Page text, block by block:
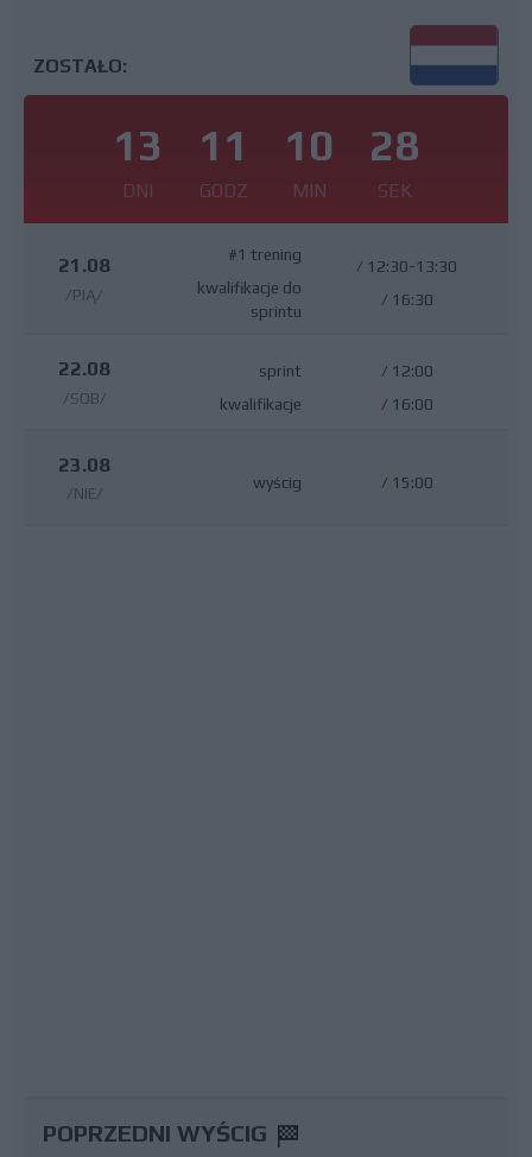
ZOSTAŁO:
13
DNI
11
GODZ
10
MIN
27
SEK
21.08
/PIĄ/
#1 trening
kwalifikacje do
sprintu
/ 12:30-13:30
/ 16:30
22.08
/SOB/
sprint
kwalifikacje
/ 12:00
/ 16:00
23.08
/NIE/
wyścig / 15:00
POPRZEDNI WYŚCIG